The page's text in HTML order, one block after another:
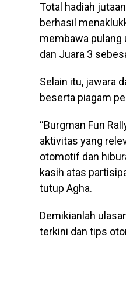
Total hadiah
berhasil
membawa pulang
dan Juara 3
Selain itu, jawara
beserta piagam
“Burgman Fun
aktivitas yang
otomotif dan
kasih atas
tutup Agha.
Demikianlah
terkini dan tips